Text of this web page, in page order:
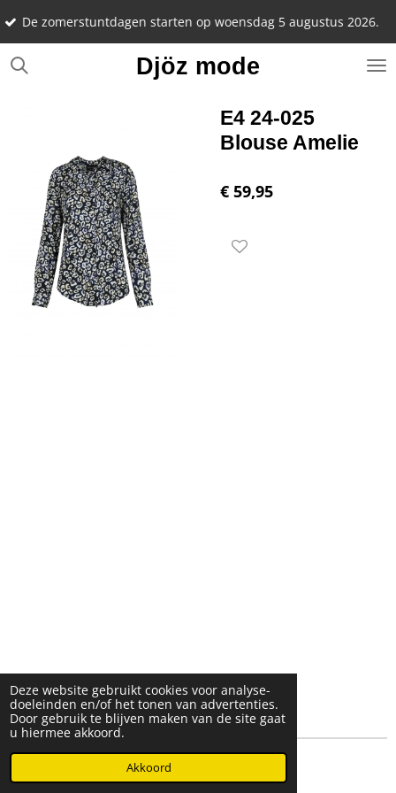
Deze website gebruikt cookies voor analyse-
doeleinden en/of het tonen van advertenties.
Door gebruik te blijven maken van de site gaat
u hiermee akkoord.
Akkoord
Ga
naar
de
Djöz mode
starten op woensdag 5 augustus 2026.
22
E4 24-025
Blouse Amelie
€ 59,95
© 2025- 2026 Djöz mode